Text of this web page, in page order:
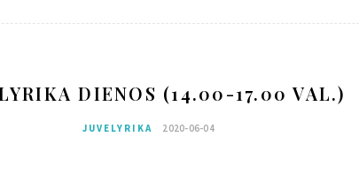
DIENOS (14.00-17.00 VAL.)
JUVELYRIKA 2020-06-04